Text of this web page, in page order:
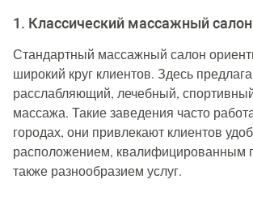
1. Классический массажный салон
Стандартный массажный салон
широкий круг клиентов. Здесь
расслабляющий, лечебный,
массажа. Такие заведения часто
городах, они привлекают клиентов
расположением, квалифицированным
также разнообразием услуг.